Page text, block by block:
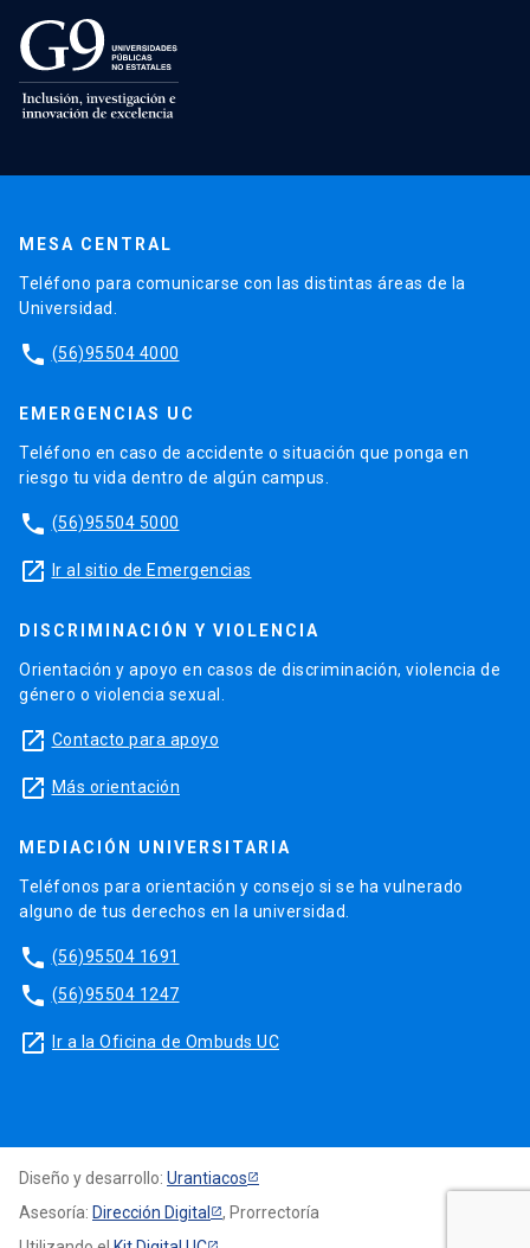
MESA CENTRAL
Teléfono para comunicarse con las distintas áreas de la
Universidad.
phone (56)95504 4000
EMERGENCIAS UC
Teléfono en caso de accidente o situación que ponga en
riesgo tu vida dentro de algún campus.
phone (56)95504 5000
launch Ir al sitio de Emergencias
DISCRIMINACIÓN Y VIOLENCIA
Orientación y apoyo en casos de discriminación, violencia de
género o violencia sexual.
launch Contacto para apoyo
launch Más orientación
MEDIACIÓN UNIVERSITARIA
Teléfonos para orientación y consejo si se ha vulnerado
alguno de tus derechos en la universidad.
phone (56)95504 1691
phone (56)95504 1247
launch Ir a la Oficina de Ombuds UC
Diseño y desarrollo: Urantiacos
Asesoría: Dirección Digital
, Prorrectoría